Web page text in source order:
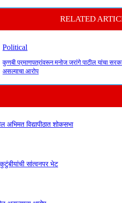
RELATED
Political
कुणबी प्रमाणपत्रांवरून मनोज जरांगे पाटील यांचा
असल्याचा आरोप
अभिमत विद्यापीठात शोकसभा
सांत्वनपर भेट